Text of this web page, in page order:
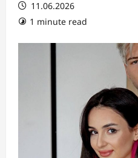
11.06.2026
1 minute read